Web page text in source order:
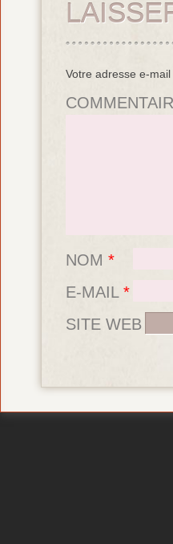
Votre adresse e-
NOM *
E-MAIL *
SITE WEB